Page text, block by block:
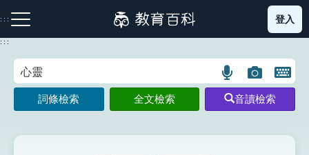
到
主
:::
注音索引圖示 筆畫索引圖示 部首索引表圖示
登入
:::
語
言
搜
圖
片
搜
開
鍵
圖
詞條檢索 全文檢索 音讀檢索